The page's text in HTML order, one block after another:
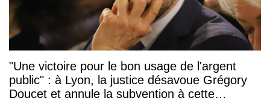
"Une victoire pour le bon usage de l'argent
public" : à Lyon, la justice désavoue Grégory
Doucet et annule la subvention à cette